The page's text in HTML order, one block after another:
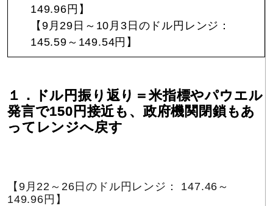
149.96円】
【9月29日～10月3日のドル円レンジ：
145.59～149.54円】
１．ドル円振り返り＝米指標やパウエル
発言で150円接近も、政府機関閉鎖もあ
ってレンジへ戻す
【9月22～26日のドル円レンジ： 147.46～
149.96円】